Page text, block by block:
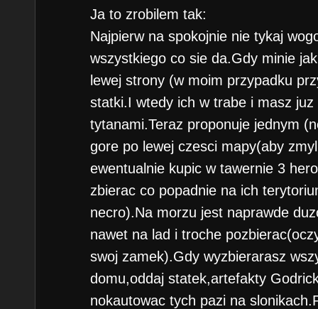
około 100 szkieletów
wschód) około 55
footmanów do mnie w pewnej
natomiast rekruci z zamku
Ja to zrobilem tak:
Najpierw na spokojnie nie tykaj
wszystkiego co sie da.Gdy minie
lewej strony (w moim przypadku
statki.I wtedy ich w trabe i masz
tytanami.Teraz proponuje jednym
gore po lewej czesci mapy(aby
ewentualnie kupic w tawernie 3
zbierac co popadnie na ich
necro).Na morzu jest naprawde
nawet na lad i troche
swoj zamek).Gdy wyzbierarasz
domu,oddaj statek,artefakty
nokautowac tych pazi na